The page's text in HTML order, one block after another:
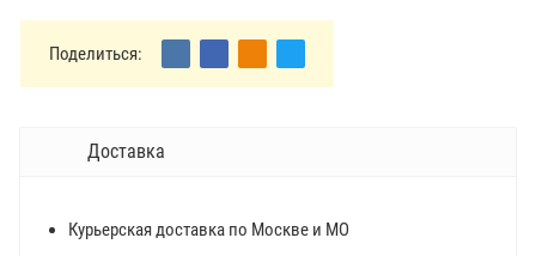
Поделиться:
Доставка
Курьерская доставка по Москве и МО